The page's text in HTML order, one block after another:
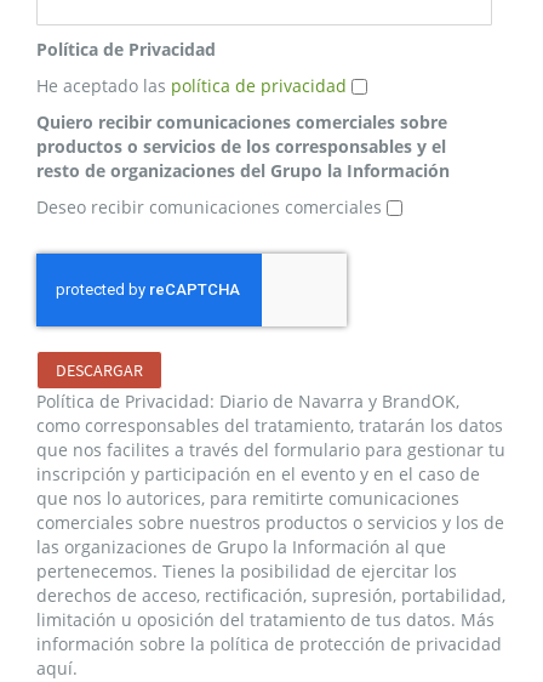
Política de Privacidad
He aceptado las política de privacidad
Quiero recibir comunicaciones comerciales sobre
productos o servicios de los corresponsables y el
resto de organizaciones del Grupo la Información
Deseo recibir comunicaciones comerciales
DESCARGAR
Política de Privacidad: Diario de Navarra y BrandOK,
como corresponsables del tratamiento, tratarán los datos
que nos facilites a través del formulario para gestionar tu
inscripción y participación en el evento y en el caso de
que nos lo autorices, para remitirte comunicaciones
comerciales sobre nuestros productos o servicios y los de
las organizaciones de Grupo la Información al que
pertenecemos. Tienes la posibilidad de ejercitar los
derechos de acceso, rectificación, supresión, portabilidad,
limitación u oposición del tratamiento de tus datos. Más
información sobre la política de protección de privacidad
aquí.